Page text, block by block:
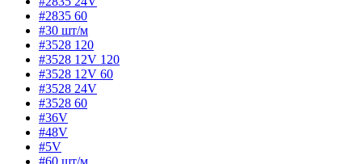
#2835 60
#30 шт/м
#3528 120
#3528 12V 120
#3528 12V 60
#3528 24V
#3528 60
#36V
#48V
#5V
#60 шт/м